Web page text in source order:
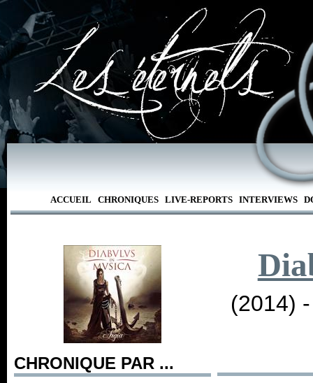
ACCUEIL CHRONIQUES LIVE-REPORTS INTERVIEWS
CHRONIQUE PAR ...
(2014)